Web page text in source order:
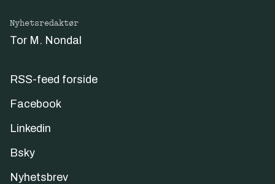
Nyhetsredaktør
Tor M. Nondal
RSS-feed forside
Facebook
Linkedin
Bsky
Nyhetsbrev